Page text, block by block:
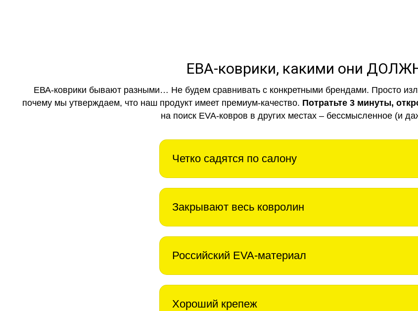
ЕВА-коврики, какими они
ЕВА-коврики бывают разными… Не будем сравнивать с конкретными брендами. Просто
почему мы утверждаем, что наш продукт имеет премиум-качество. Потратьте 3 минуты,
на поиск EVA-ковров в других местах – бессмысленное (и
Четко садятся по салону
Закрывают весь ковролин
Российский EVA-материал
Хороший крепеж